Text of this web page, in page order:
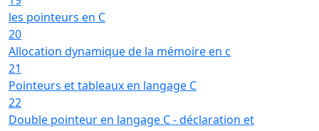
les pointeurs en C
20
Allocation dynamique de la mémoire en c
21
Pointeurs et tableaux en langage C
22
Double pointeur en langage C - déclaration et